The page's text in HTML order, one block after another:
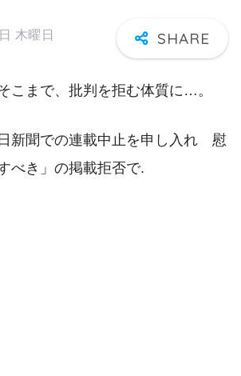
木曜日
こまで、批判を拒む体質に…。
新聞での連載中止を申し入れ 慰
べき」の掲載拒否で.